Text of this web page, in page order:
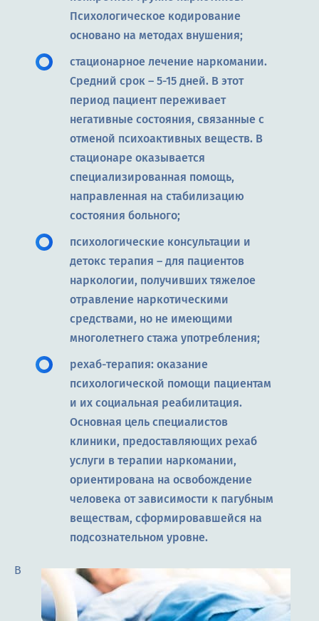
Психологическое кодирование
основано на методах внушения;
стационарное лечение наркомании.
Средний срок – 5-15 дней. В этот
период пациент переживает
негативные состояния, связанные с
отменой психоактивных веществ. В
стационаре оказывается
специализированная помощь,
направленная на стабилизацию
состояния больного;
психологические консультации и
детокс терапия – для пациентов
наркологии, получивших тяжелое
отравление наркотическими
средствами, но не имеющими
многолетнего стажа употребления;
рехаб-терапия: оказание
психологической помощи пациентам
и их социальная реабилитация.
Основная цель специалистов
клиники, предоставляющих рехаб
услуги в терапии наркомании,
ориентирована на освобождение
человека от зависимости к пагубным
веществам, сформировавшейся на
подсознательном уровне.
В